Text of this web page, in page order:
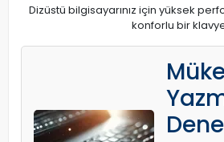
Dizüstü bilgisayarınız için yüksek
konforlu bir